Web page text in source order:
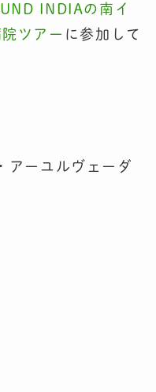
INDIAの南イ
ツアー に参加して